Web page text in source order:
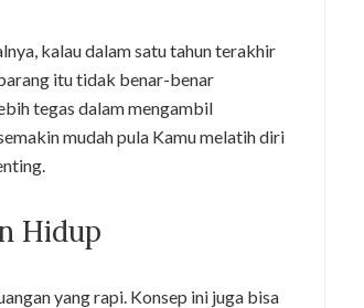
kalau dalam satu tahun terakhir
itu tidak benar-benar
tegas dalam mengambil
mudah pula Kamu melatih diri
Hidup
yang rapi. Konsep ini juga bisa